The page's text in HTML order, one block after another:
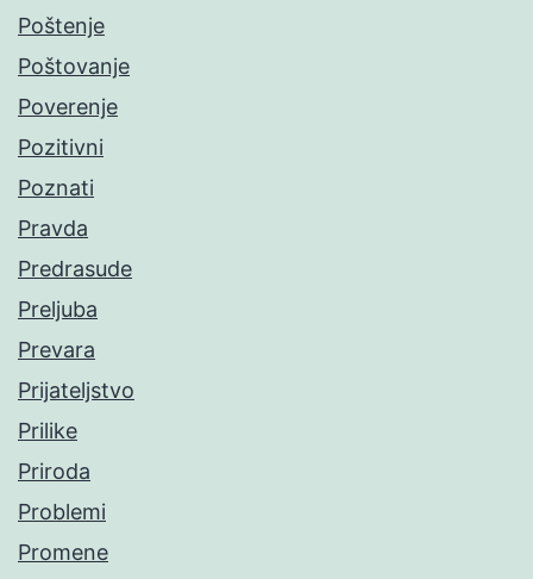
Poštenje
Poštovanje
Poverenje
Pozitivni
Poznati
Pravda
Predrasude
Preljuba
Prevara
Prijateljstvo
Prilike
Priroda
Problemi
Promene